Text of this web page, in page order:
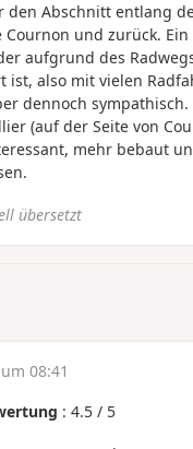
den Abschnitt entlang
Cournon und zurück.
aufgrund des
ist, also mit vielen
dennoch
(auf der Seite von
mehr bebaut
übersetzt
08:41
: 4.5 / 5